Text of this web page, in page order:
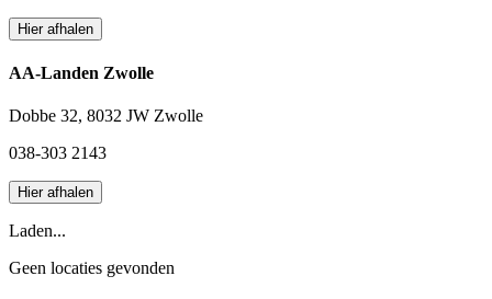
Hier afhalen
AA-Landen Zwolle
Dobbe 32, 8032 JW Zwolle
038-303 2143
Hier afhalen
Laden...
Geen locaties gevonden